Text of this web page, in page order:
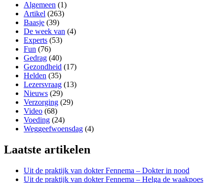
Algemeen (1)
Artikel (263)
Baasje (39)
De week van (4)
Experts (53)
Fun (76)
Gedrag (40)
Gezondheid (17)
Helden (35)
Lezersvraag (13)
Nieuws (29)
Verzorging (29)
Video (68)
Voeding (24)
Weggeefwoensdag (4)
Laatste artikelen
Uit de praktijk van dokter Fennema – Dokter in nood
Uit de praktijk van dokter Fennema – Helga de waakpoes